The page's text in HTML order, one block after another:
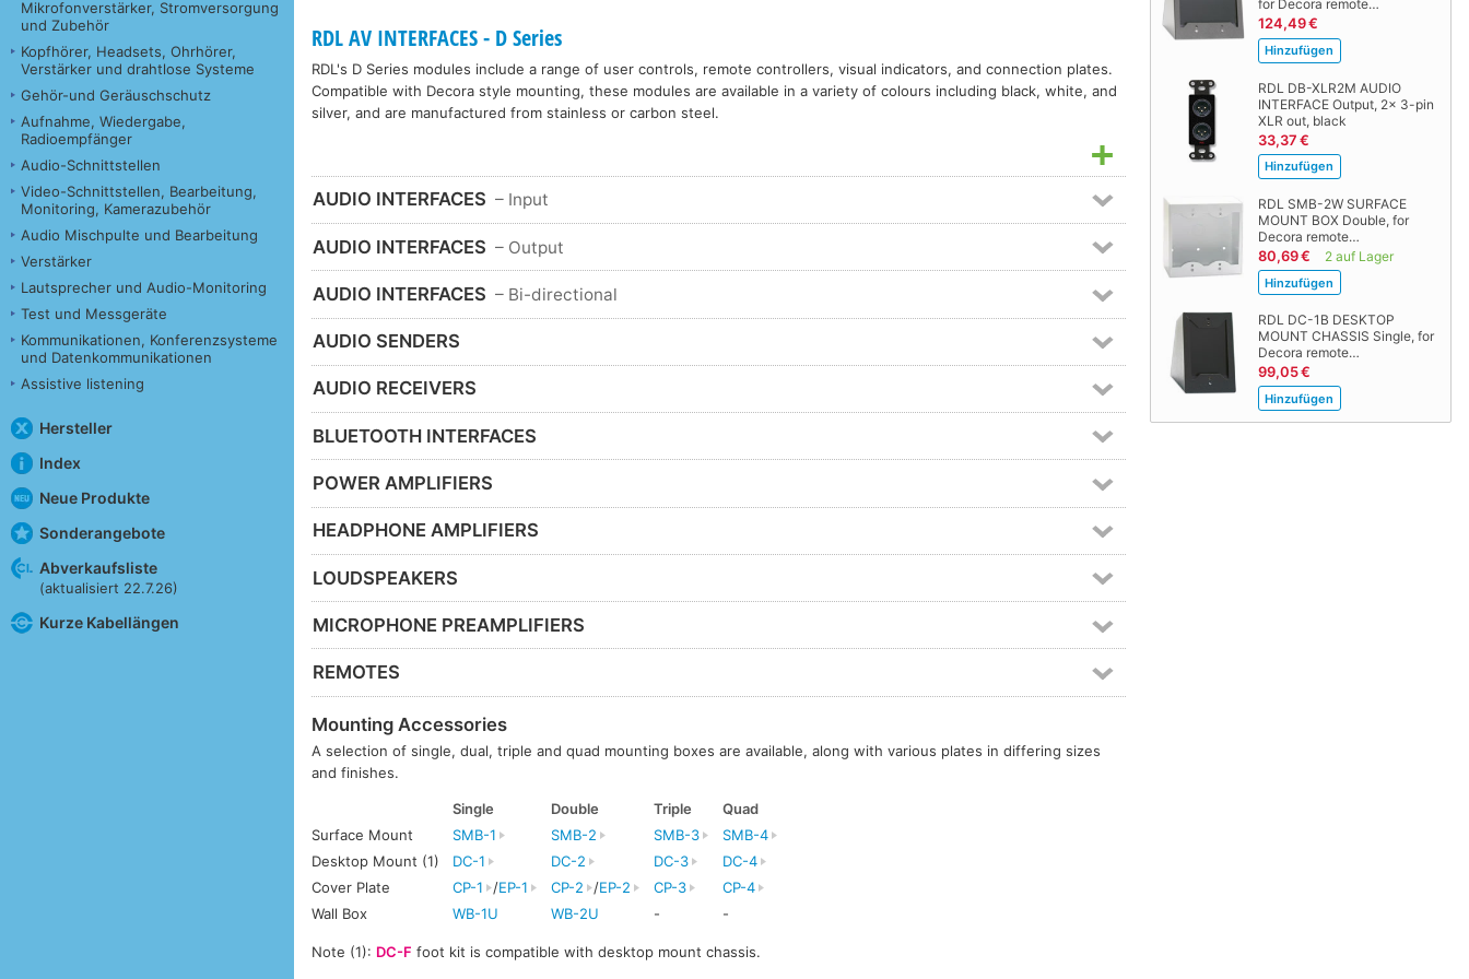
Mikrofonverstärker, Stromversorgung
und Zubehör
Kopfhörer, Headsets, Ohrhörer,
Verstärker und drahtlose Systeme
Gehör-und Geräuschschutz
Aufnahme, Wiedergabe,
Radioempfänger
Audio-Schnittstellen
Video-Schnittstellen, Bearbeitung,
Monitoring, Kamerazubehör
Audio Mischpulte und Bearbeitung
Verstärker
Lautsprecher und Audio-Monitoring
Test und Messgeräte
Kommunikationen, Konferenzsysteme
und Datenkommunikationen
Assistive listening
Hersteller
Index
Neue Produkte
Sonderangebote
Abverkaufsliste
(aktualisiert 22.7.26)
Kurze Kabellängen
for Decora remote…
124,49 €
RDL DB-XLR2M AUDIO
INTERFACE Output, 2x 3-pin
XLR out, black
33,37 €
RDL SMB-2W SURFACE
MOUNT BOX Double, for
Decora remote…
80,69 € 2 auf Lager
RDL DC-1B DESKTOP
MOUNT CHASSIS Single, for
Decora remote…
99,05 €
RDL AV INTERFACES - D Series
RDL's D Series modules include a range of user controls, remote controllers, visual indicators, and connection plates.
Compatible with Decora style mounting, these modules are available in a variety of colours including black, white, and
silver, and are manufactured from stainless or carbon steel.
AUDIO INTERFACES – Input
AUDIO INTERFACES – Output
AUDIO INTERFACES – Bi-directional
AUDIO SENDERS
AUDIO RECEIVERS
BLUETOOTH INTERFACES
POWER AMPLIFIERS
HEADPHONE AMPLIFIERS
LOUDSPEAKERS
MICROPHONE PREAMPLIFIERS
REMOTES
Mounting Accessories
A selection of single, dual, triple and quad mounting boxes are available, along with various plates in differing sizes
and finishes.
Single Double Triple
Quad
Surface Mount
SMB-1 SMB-2 SMB-3
SMB-4
Desktop Mount (1)
DC-1 DC-2 DC-3
DC-4
Cover Plate
CP-1 /EP-1 CP-2 /EP-2 CP-3
CP-4
Wall Box
WB-1U WB-2U - -
Note (1): DC-F foot kit is compatible with desktop mount chassis.